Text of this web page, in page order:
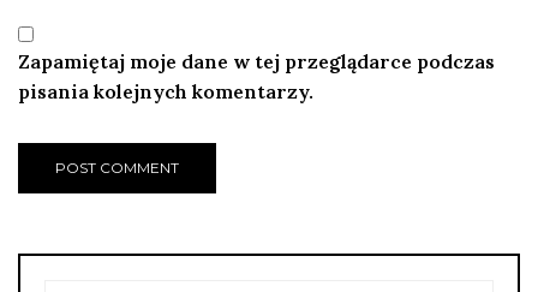
Zapamiętaj moje dane w tej przeglądarce podczas
pisania kolejnych komentarzy.